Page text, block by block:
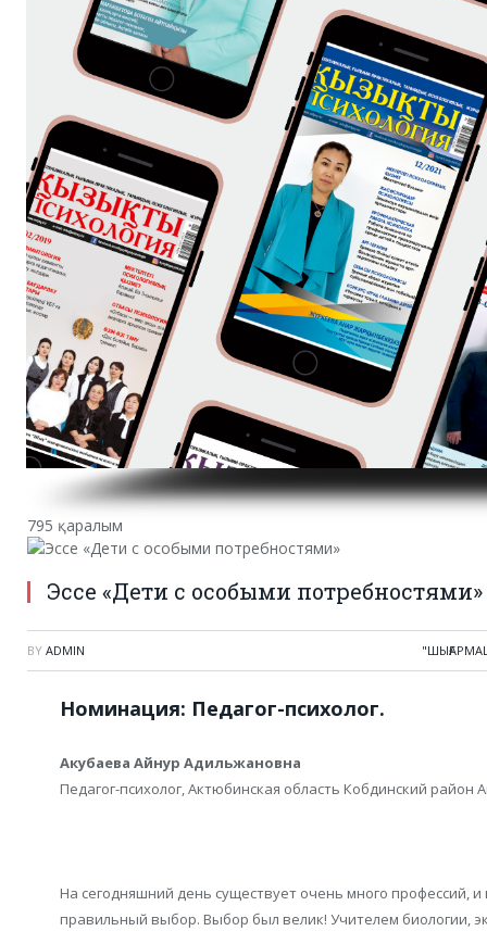
795 қаралым
Эссе «Дети с особыми потребностями»
BY ADMIN
Номинация: Педагог-психолог.
Акубаева Айнур Адильжановна
Педагог-психолог, Актюбинская область Кобдинский район
На сегодняшний день существует очень много профессий,
правильный выбор. Выбор был велик! Учителем биологии,